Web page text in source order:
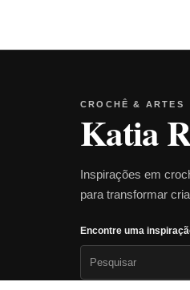
CROCHÊ & ARTES
Katia
Inspirações em
para transformar
Encontre uma